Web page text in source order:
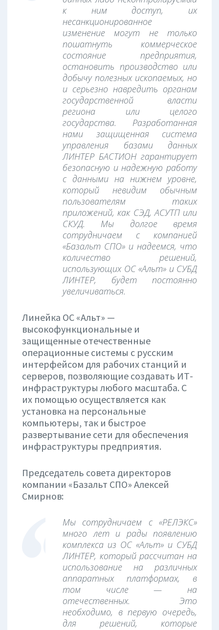
к ним доступ, их
несанкционированное
изменение могут не только
пошатнуть коммерческое
состояние предприятия,
остановить производство или
добычу полезных ископаемых, но
и серьезно навредить органам
государственной власти
региона или целого
государства. Разработанная
нами защищенная система
управления базами данных
ЛИНТЕР БАСТИОН гарантирует
безопасную и надежную работу
с данными на нижнем уровне,
который невидим обычным
пользователям таких
приложений, как СЭД, АСУТП или
СКУД. Мы долгое время
сотрудничаем с компанией
«Базальт СПО» и надеемся, что
количество решений,
использующих ОС «Альт» и СУБД
ЛИНТЕР, будет постоянно
увеличиваться.
Линейка ОС «Альт» —
высокофункциональные и
защищенные отечественные
операционные системы с русским
интерфейсом для рабочих станций и
серверов, позволяющие создавать ИТ-
инфраструктуры любого масштаба. С
их помощью осуществляется как
установка на персональные
компьютеры, так и быстрое
развертывание сети для обеспечения
инфраструктуры предприятия.
Председатель совета директоров
компании «Базальт СПО» Алексей
Смирнов:
Мы сотрудничаем с «РЕЛЭКС»
много лет и рады появлению
комплекса из ОС «Альт» и СУБД
ЛИНТЕР, который рассчитан на
использование на различных
аппаратных платформах, в
том числе — на
отечественных. Это
необходимо, в первую очередь,
для решений, которые